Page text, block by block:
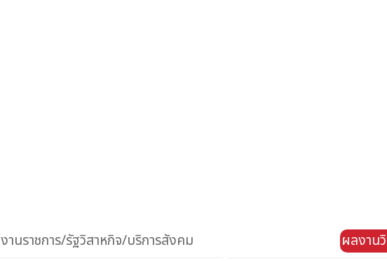
งานราชการ/รัฐวิสาหกิจ/บริการสังคม ผลงาน